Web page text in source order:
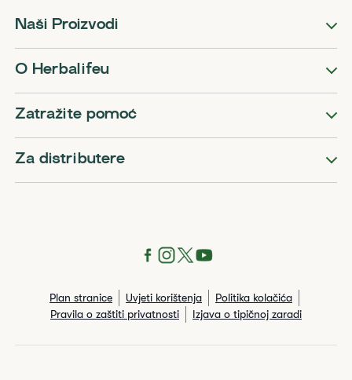
Naši Proizvodi
O Herbalifeu
Zatražite pomoć
Za distributere
Plan stranice Uvjeti korištenja
Politika kolačića
Pravila o zaštiti privatnosti
Izjava o tipičnoj zaradi